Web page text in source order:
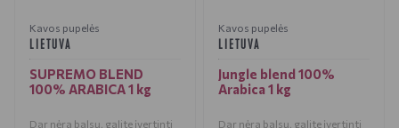
Kavos pupelės
LIETUVA
SUPREMO BLEND
100% ARABICA 1 kg
Dar nėra balsų, galite įvertinti
Kavos pupelės
LIETUVA
Jungle blend 100%
Arabica 1 kg
Dar nėra balsų, galite įvertinti